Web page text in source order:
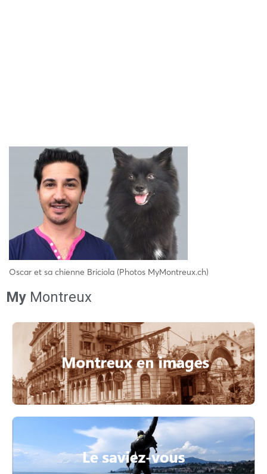
Oscar et sa chienne Briciola (Photos MyMontreux.ch)
My Montreux